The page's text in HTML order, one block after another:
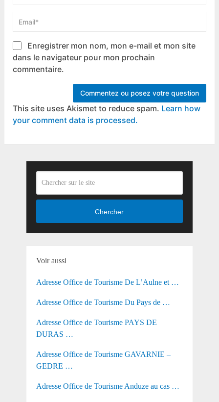
Enregistrer mon nom, mon e-mail et mon site
dans le navigateur pour mon prochain
commentaire.
This site uses Akismet to reduce spam. Learn how
your comment data is processed.
Chercher
Voir aussi
Adresse Office de Tourisme De L’Aulne et …
Adresse Office de Tourisme Du Pays de …
Adresse Office de Tourisme PAYS DE
DURAS …
Adresse Office de Tourisme GAVARNIE –
GEDRE …
Adresse Office de Tourisme Anduze au cas …